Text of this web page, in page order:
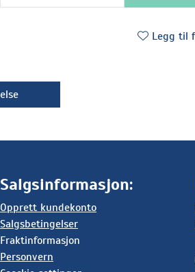
Legg til
Salgsinformasjon:
Opprett kundekonto
Salgsbetingelser
Fraktinformasjon
Personvern